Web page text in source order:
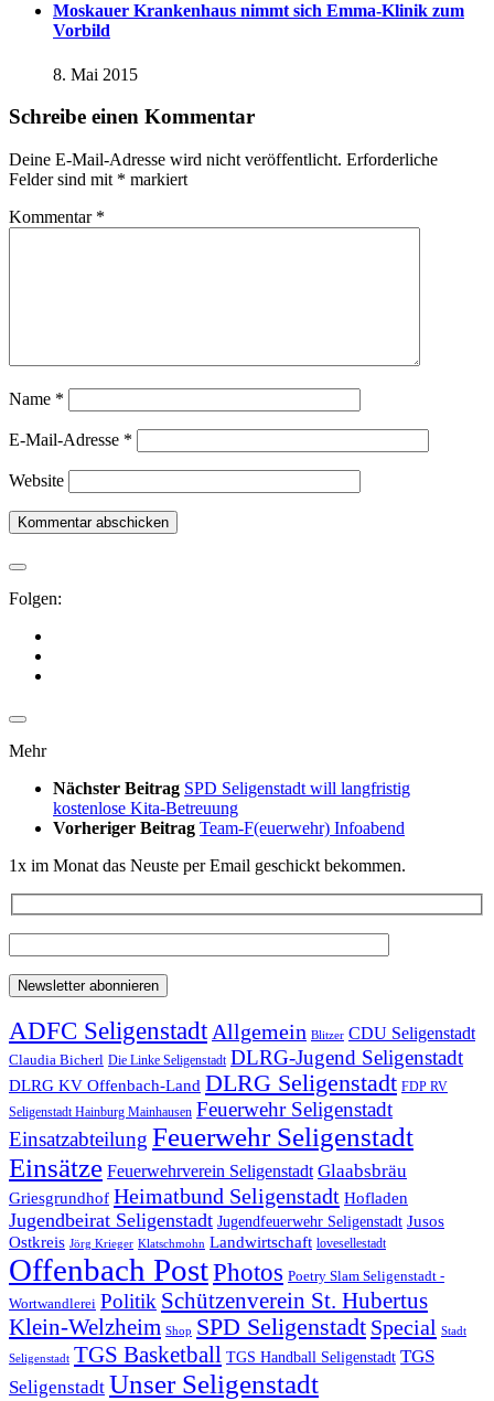
Moskauer Krankenhaus nimmt sich Emma-Klinik zum
Vorbild
8. Mai 2015
Schreibe einen Kommentar
Deine E-Mail-Adresse wird nicht veröffentlicht. Erforderliche
Felder sind mit * markiert
Kommentar *
Name *
E-Mail-Adresse *
Website
Folgen:
Mehr
Nächster Beitrag SPD Seligenstadt will langfristig
kostenlose Kita-Betreuung
Vorheriger Beitrag Team-F(euerwehr) Infoabend
1x im Monat das Neuste per Email geschickt bekommen.
ADFC SeligenstadtAllgemein Blitzer CDU Seligenstadt
Claudia Bicherl Die Linke Seligenstadt DLRG-Jugend Seligenstadt
DLRG KV Offenbach-Land DLRG Seligenstadt FDP RV
Seligenstadt Hainburg Mainhausen Feuerwehr Seligenstadt
Einsatzabteilung Feuerwehr Seligenstadt
Einsätze Feuerwehrverein Seligenstadt Glaabsbräu
Griesgrundhof Heimatbund Seligenstadt Hofladen
Jugendbeirat Seligenstadt Jugendfeuerwehr Seligenstadt Jusos
Ostkreis Jörg Krieger Klatschmohn Landwirtschaft lovesellestadt
Offenbach PostPhotos Poetry Slam Seligenstadt -
Wortwandlerei Politik Schützenverein St. Hubertus
Klein-Welzheim Shop SPD Seligenstadt Special Stadt
Seligenstadt TGS Basketball TGS Handball Seligenstadt TGS
Seligenstadt Unser Seligenstadt